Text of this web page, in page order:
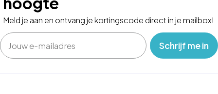
Meld je aan en ontvang je kortingscode direct in je mailbox!
Email
‎ ‎ ‎ Schrijf me in‎ ‎ ‎ ‎